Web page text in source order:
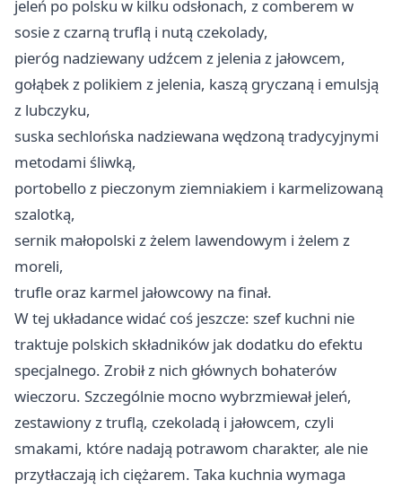
jeleń po polsku w kilku odsłonach, z comberem w
sosie z czarną truflą i nutą czekolady,
pieróg nadziewany udźcem z jelenia z jałowcem,
gołąbek z polikiem z jelenia, kaszą gryczaną i emulsją
z lubczyku,
suska sechlońska nadziewana wędzoną tradycyjnymi
metodami śliwką,
portobello z pieczonym ziemniakiem i karmelizowaną
szalotką,
sernik małopolski z żelem lawendowym i żelem z
moreli,
trufle oraz karmel jałowcowy na finał.
W tej układance widać coś jeszcze: szef kuchni nie
traktuje polskich składników jak dodatku do efektu
specjalnego. Zrobił z nich głównych bohaterów
wieczoru. Szczególnie mocno wybrzmiewał jeleń,
zestawiony z truflą, czekoladą i jałowcem, czyli
smakami, które nadają potrawom charakter, ale nie
przytłaczają ich ciężarem. Taka kuchnia wymaga